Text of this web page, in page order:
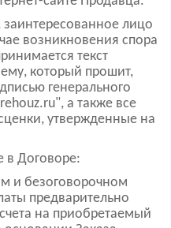
лицо
возникновения спора
текст
который прошит,
генерального
а также все
утвержденные на
в Договоре:
и безоговорочном
предварительно
на приобретаемый